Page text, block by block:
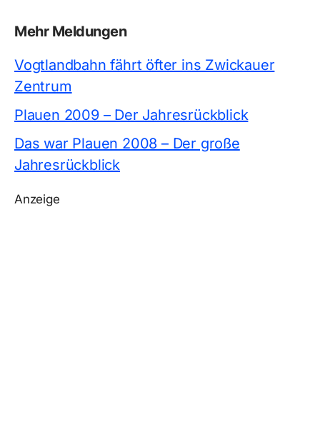
Mehr Meldungen
Vogtlandbahn fährt öfter ins Zwickauer
Zentrum
Plauen 2009 – Der Jahresrückblick
Das war Plauen 2008 – Der große
Jahresrückblick
Anzeige